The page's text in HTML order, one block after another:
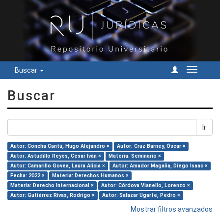
Buscar
Cambiar
Buscar
Ir
Autor: Concha Cantú, Hugo Alejandro ×
Autor: Cruz Barney, Óscar ×
Autor: Astudillo Reyes, César Iván ×
Materia: Seminario ×
Autor: Camarillo Govea, Laura Alicia ×
Autor: Amador Magaña, Diego Isaac ×
Fecha: 2022 ×
Materia: Derechos Humanos ×
Materia: Derecho Internacional ×
Autor: Córdova Vianello, Lorenzo ×
Autor: Gutiérrez Rivas, Rodrigo ×
Autor: Salazar Ugarte, Pedro ×
Mostrar filtros avanzados